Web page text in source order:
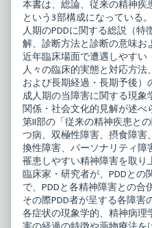
害,
本書は、総論、従来の精神疾
という3部構成になっている
人期のPDDに関する総説（
解、診断方法と診断の意味お
近年臨床場面で遭遇しやすい
人々の臨床的実態と対応方
および長期経過・長期予後）
成人期の当障害に関する現象
関係・社会文化的見解が述べ
第II部の「従来の精神疾患と
つ病、双極性障害、摂食障害
換性障害、パーソナリティ障
罹患しやすい精神障害を取り
臨床家・研究者が、PDDとの
で、PDDと各精神障害との合
その際PDD者が呈する各障害
各症状の現象学的、精神病理